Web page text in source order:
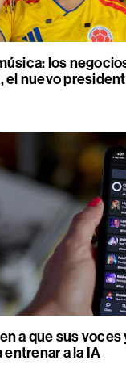
los
el nuevo
a que sus
entrenar a la IA